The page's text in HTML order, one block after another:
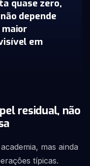
quase zero,
depende
maior
em
residual, não
mas ainda
típicas.